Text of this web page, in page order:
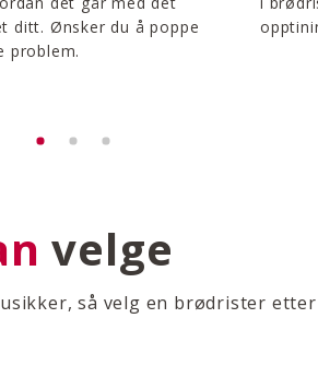
ditt. Ønsker du å poppe
problem.
velge
så velg en brødrister etter